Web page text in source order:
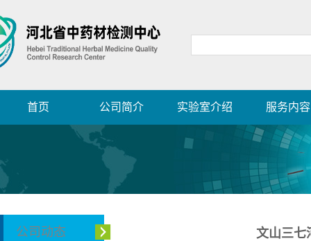
首页 公司简介 实验室介绍 服务内容
公司动态 文山三七